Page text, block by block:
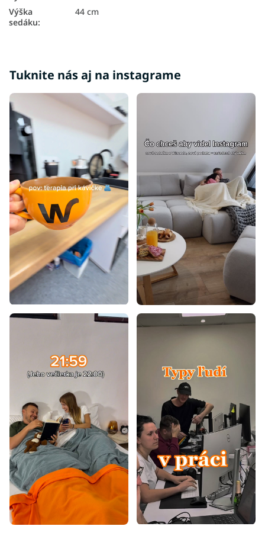
Látkové sedačky
Moderné sedačky
Kvalitné sedačky
Sedačky bez opierky hlavy
Výška
sedáku:
44 cm
Tuknite nás aj na instagrame